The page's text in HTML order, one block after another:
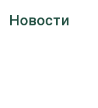
Новости